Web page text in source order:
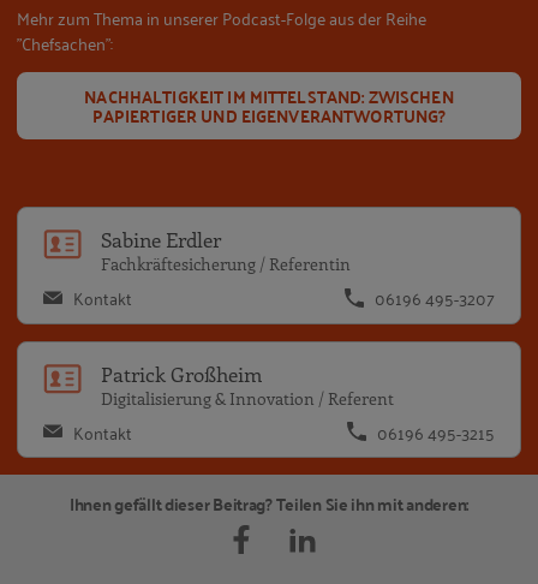
Mehr zum Thema in unserer Podcast-Folge aus der Reihe
"Chefsachen":
NACHHALTIGKEIT IM MITTELSTAND: ZWISCHEN
PAPIERTIGER UND EIGENVERANTWORTUNG?
Sabine Erdler
Fachkräftesicherung / Referentin
Kontakt 06196 495-3207
Patrick Großheim
Digitalisierung & Innovation / Referent
Kontakt 06196 495-3215
Ihnen gefällt dieser Beitrag? Teilen Sie ihn mit anderen: